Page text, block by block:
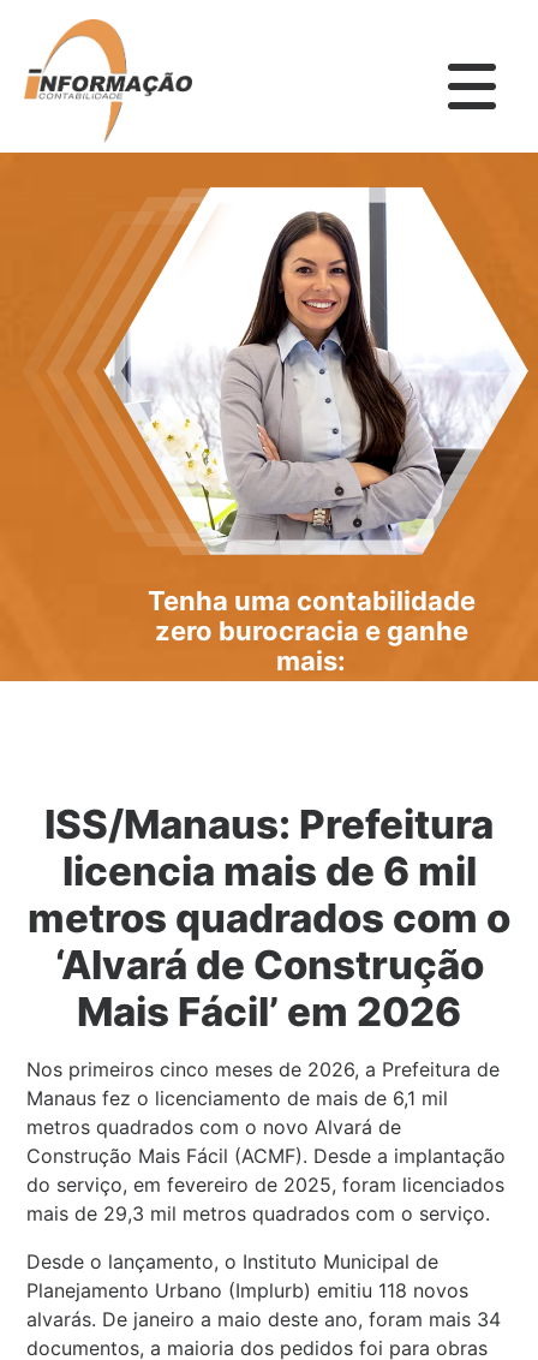
Tenha uma contabilidade
zero burocracia e ganhe
mais:
ISS/Manaus: Prefeitura
licencia mais de 6 mil
metros quadrados com o
‘Alvará de Construção
Mais Fácil’ em 2026
Nos primeiros cinco meses de 2026, a Prefeitura de
Manaus fez o licenciamento de mais de 6,1 mil
metros quadrados com o novo Alvará de
Construção Mais Fácil (ACMF). Desde a implantação
do serviço, em fevereiro de 2025, foram licenciados
mais de 29,3 mil metros quadrados com o serviço.
Desde o lançamento, o Instituto Municipal de
Planejamento Urbano (Implurb) emitiu 118 novos
alvarás. De janeiro a maio deste ano, foram mais 34
documentos, a maioria dos pedidos foi para obras